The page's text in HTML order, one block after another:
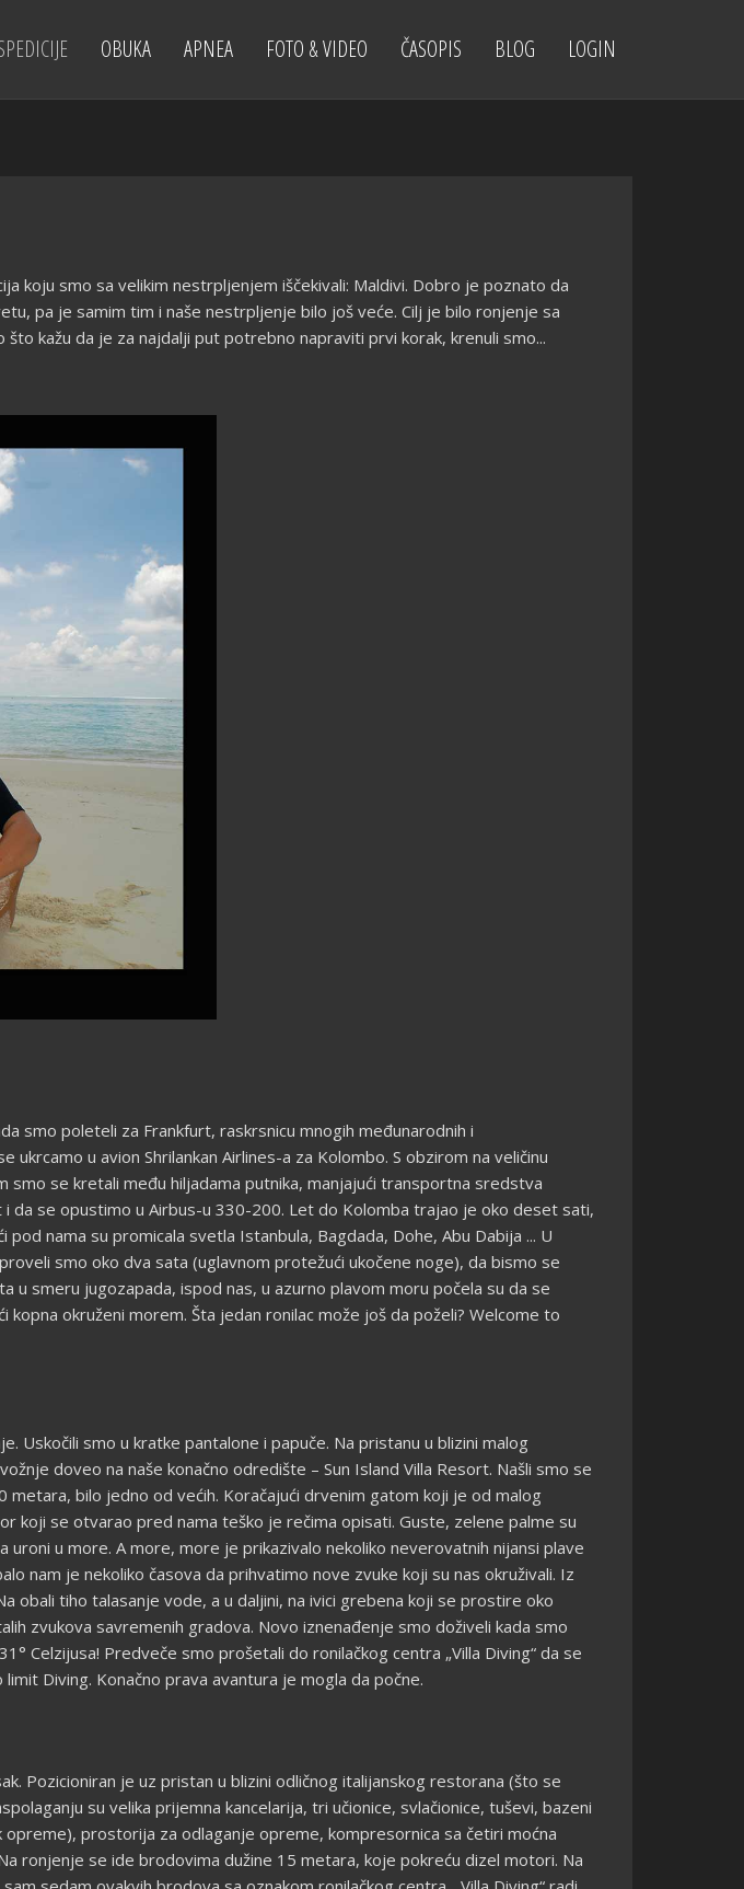
OBUKA APNEA FOTO & VIDEO ČASOPIS BLOG LOGIN
koju smo sa velikim nestrpljenjem iščekivali: Maldivi. Dobro je poznato da
pa je samim tim i naše nestrpljenje bilo još veće. Cilj je bilo ronjenje sa
kažu da je za najdalji put potrebno napraviti prvi korak, krenuli smo...
smo poleteli za Frankfurt, raskrsnicu mnogih međunarodnih i
u avion Shrilankan Airlines-a za Kolombo. S obzirom na veličinu
se kretali među hiljadama putnika, manjajući transportna sredstva
se opustimo u Airbus-u 330-200. Let do Kolomba trajao je oko deset sati,
nama su promicala svetla Istanbula, Bagdada, Dohe, Abu Dabija ... U
smo oko dva sata (uglavnom protežući ukočene noge), da bismo se
u smeru jugozapada, ispod nas, u azurno plavom moru počela su da se
okruženi morem. Šta jedan ronilac može još da poželi? Welcome to
Uskočili smo u kratke pantalone i papuče. Na pristanu u blizini malog
doveo na naše konačno odredište – Sun Island Villa Resort. Našli smo se
metara, bilo jedno od većih. Koračajući drvenim gatom koji je od malog
koji se otvarao pred nama teško je rečima opisati. Guste, zelene palme su
u more. A more, more je prikazivalo nekoliko neverovatnih nijansi plave
nam je nekoliko časova da prihvatimo nove zvuke koji su nas okruživali. Iz
obali tiho talasanje vode, a u daljini, na ivici grebena koji se prostire oko
zvukova savremenih gradova. Novo iznenađenje smo doživeli kada smo
Celzijusa! Predveče smo prošetali do ronilačkog centra „Villa Diving“ da se
Diving. Konačno prava avantura je mogla da počne.
Pozicioniran je uz pristan u blizini odličnog italijanskog restorana (što se
su velika prijemna kancelarija, tri učionice, svlačionice, tuševi, bazeni
prostorija za odlaganje opreme, kompresornica sa četiri moćna
ronjenje se ide brodovima dužine 15 metara, koje pokreću dizel motori. Na